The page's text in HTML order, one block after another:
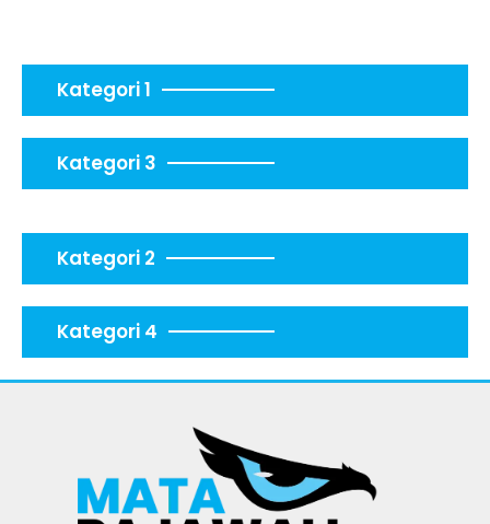
Kategori 1
Kategori 3
Kategori 2
Kategori 4